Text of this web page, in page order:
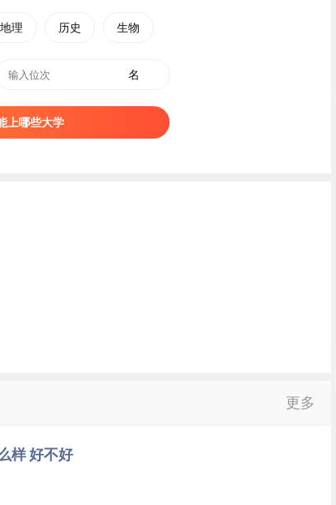
地理 历史 生物
名
上哪些大学
更多
样 好不好